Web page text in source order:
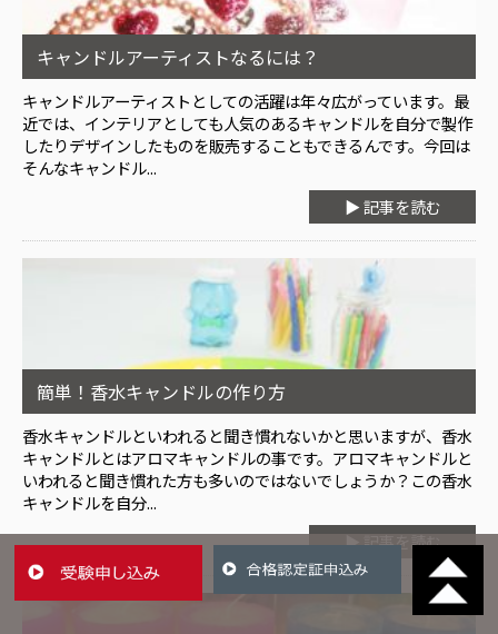
キャンドルアーティストなるには？
キャンドルアーティストとしての活躍は年々広がっています。最
近では、インテリアとしても人気のあるキャンドルを自分で製作
したりデザインしたものを販売することもできるんです。今回は
そんなキャンドル...
▶ 記事を読む
簡単！香水キャンドルの作り方
香水キャンドルといわれると聞き慣れないかと思いますが、香水
キャンドルとはアロマキャンドルの事です。アロマキャンドルと
いわれると聞き慣れた方も多いのではないでしょうか？この香水
キャンドルを自分...
▶ 記事を読む